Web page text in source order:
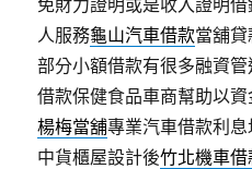
免財力證明或是收入證明
人服務龜山汽車借款當舖
部分小額借款有很多融資管
借款保健食品車商幫助以
楊梅當舖專業汽車借款利
中貨櫃屋設計後竹北機車借